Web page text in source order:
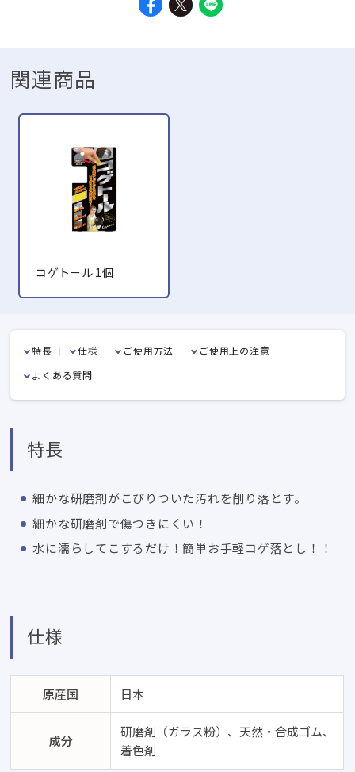
関連商品
コゲトール 1個
特長 仕様 ご使用方法
ご使用上の注意
よくある質問
特長
細かな研磨剤がこびりついた汚れを削り落とす。
細かな研磨剤で傷つきにくい！
水に濡らしてこするだけ！簡単お手軽コゲ落とし！！
仕様
原産国 日本
成分
研磨剤（ガラス粉）、天然・合成ゴム、
着色剤